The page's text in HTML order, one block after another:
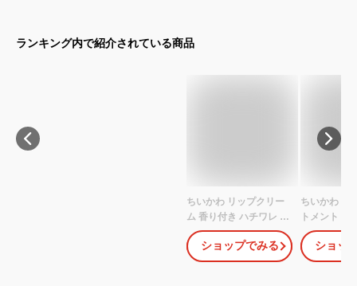
ランキング内で紹介されている商品
ちいかわ リップクリー
ム 香り付き ハチワレ う
さぎ モモンガ なんか小
さくてかわいいやつ ナ
ガノ
ショップでみる
ちいかわ リ
トメント ＜
ハチワレ /
ンガ＞ 無香
ップクリー
ショッ